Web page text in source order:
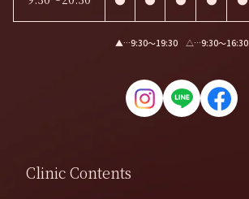
▲…9:30〜19:30 △…9:30〜16:30
Clinic Contents